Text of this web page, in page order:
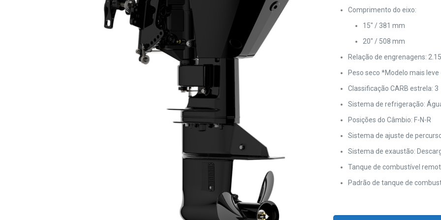
Comprimento do eixo:
15″ / 381 mm
20″ / 508 mm
Relação de engrenagens:
Peso seco *Modelo mais
Classificação CARB estrela: 3
Sistema de refrigeração:
Posições do Câmbio: F-N-R
Sistema de ajuste de
Sistema de exaustão:
Tanque de combustível
Padrão de tanque de